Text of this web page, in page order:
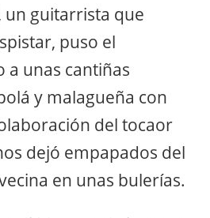
un guitarrista que
puso el
unas cantiñas
y malagueña con
del tocaor
dejó empapados del
en unas bulerías.